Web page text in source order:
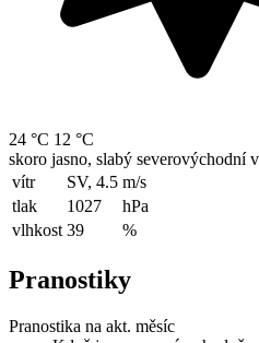
24 °C 12 °C
skoro jasno, slabý severovýchodní
vítr
SV, 4.5 m/s
tlak
1027
hPa
vlhkost 39 %
Pranostiky
Pranostika na akt. měsíc